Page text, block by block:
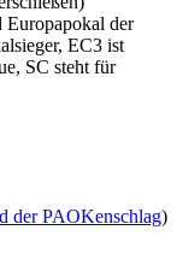
Europapokal der
EC3 ist
SC steht für
der PAOKenschlag)